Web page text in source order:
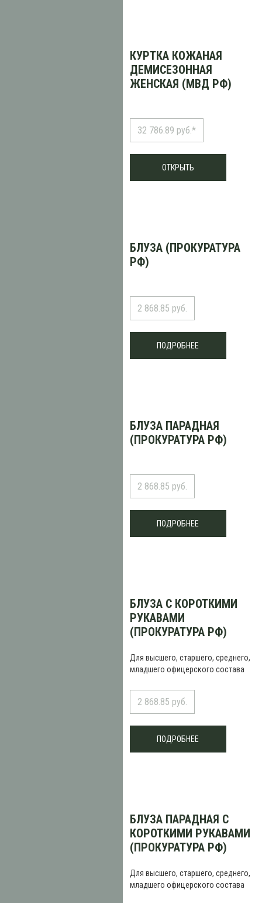
КУРТКА КОЖАНАЯ
ДЕМИСЕЗОННАЯ
ЖЕНСКАЯ (МВД РФ)
32 786.89 руб.*
ОТКРЫТЬ
БЛУЗА (ПРОКУРАТУРА
РФ)
2 868.85 руб.
ПОДРОБНЕЕ
БЛУЗА ПАРАДНАЯ
(ПРОКУРАТУРА РФ)
2 868.85 руб.
ПОДРОБНЕЕ
БЛУЗА С КОРОТКИМИ
РУКАВАМИ
(ПРОКУРАТУРА РФ)
Для высшего, старшего, среднего,
младшего офицерского состава
2 868.85 руб.
ПОДРОБНЕЕ
БЛУЗА ПАРАДНАЯ С
КОРОТКИМИ РУКАВАМИ
(ПРОКУРАТУРА РФ)
Для высшего, старшего, среднего,
младшего офицерского состава